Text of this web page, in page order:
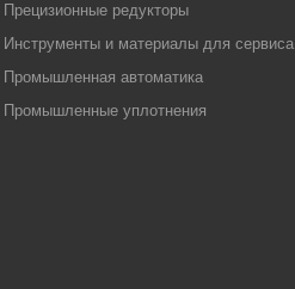
Прецизионные редукторы
Инструменты и материалы для сервиса
Промышленная автоматика
Промышленные уплотнения